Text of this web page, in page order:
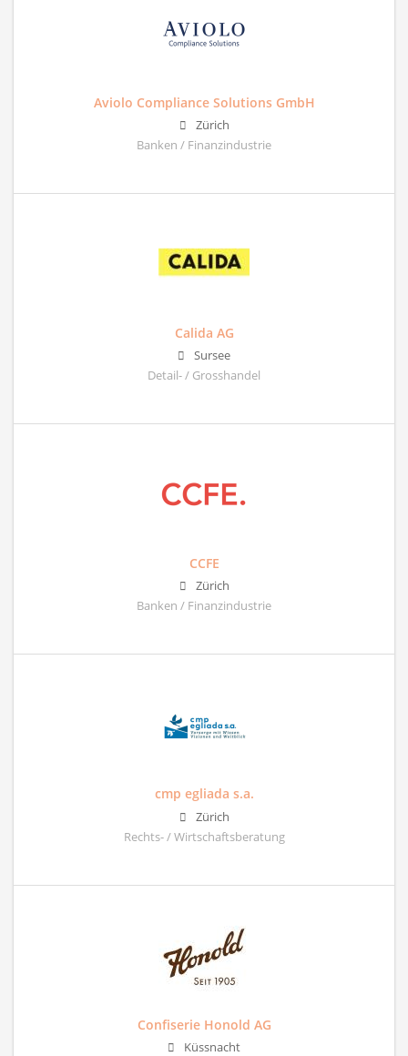
Aviolo Compliance Solutions GmbH
Zürich
Banken / Finanzindustrie
Calida AG
Sursee
Detail- / Grosshandel
CCFE
Zürich
Banken / Finanzindustrie
cmp egliada s.a.
Zürich
Rechts- / Wirtschaftsberatung
Confiserie Honold AG
Küssnacht